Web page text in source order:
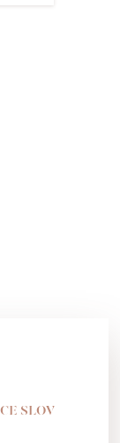
SLOV